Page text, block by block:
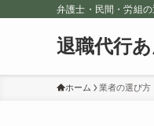
弁護士・民間・労組
退職代行
ホーム 業者の選び方